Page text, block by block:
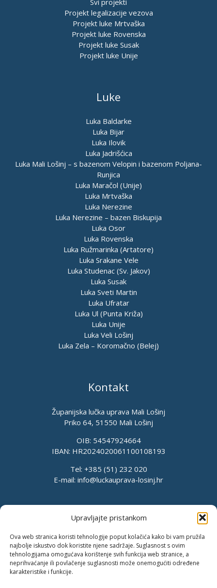
Upravljajte pristankom
Ova web stranica koristi tehnologije poput kolačića kako bi vam pružila
najbolje iskustvo dok koristite njene sadržaje. Suglasnost s ovim
tehnologijama omogućava korištenje svih funkcija web stranice, a
neprihvaćanje ili povlačenje suglasnosti može onemogućiti određene
karakteristike i funkcije.
Projekt legalizacije vezova
Projekt luke Mrtvaška
Projekt luke Rovenska
Projekt luke Susak
Projekt luke Unije
Luke
Luka Baldarke
Luka Bijar
Luka Ilovik
Luka Jadrišćica
Luka Mali Lošinj – s bazenom Velopin i bazenom Poljana-
Runjica
Luka Maračol (Unije)
Luka Mrtvaška
Luka Nerezine
Luka Nerezine – bazen Biskupija
Luka Osor
Luka Rovenska
Luka Ružmarinka (Artatore)
Luka Srakane Vele
Luka Studenac (Sv. Jakov)
Luka Susak
Luka Sveti Martin
Luka Ufratar
Luka Ul (Punta Križa)
Luka Unije
Luka Veli Lošinj
Luka Zela – Koromačno (Belej)
Kontakt
Županijska lučka uprava Mali Lošinj
Priko 64, 51550 Mali Lošinj
OIB: 54547924664
IBAN: HR2024020061100108193
Tel: +385 (51) 232 020
E-mail: info@luckauprava-losinj.hr